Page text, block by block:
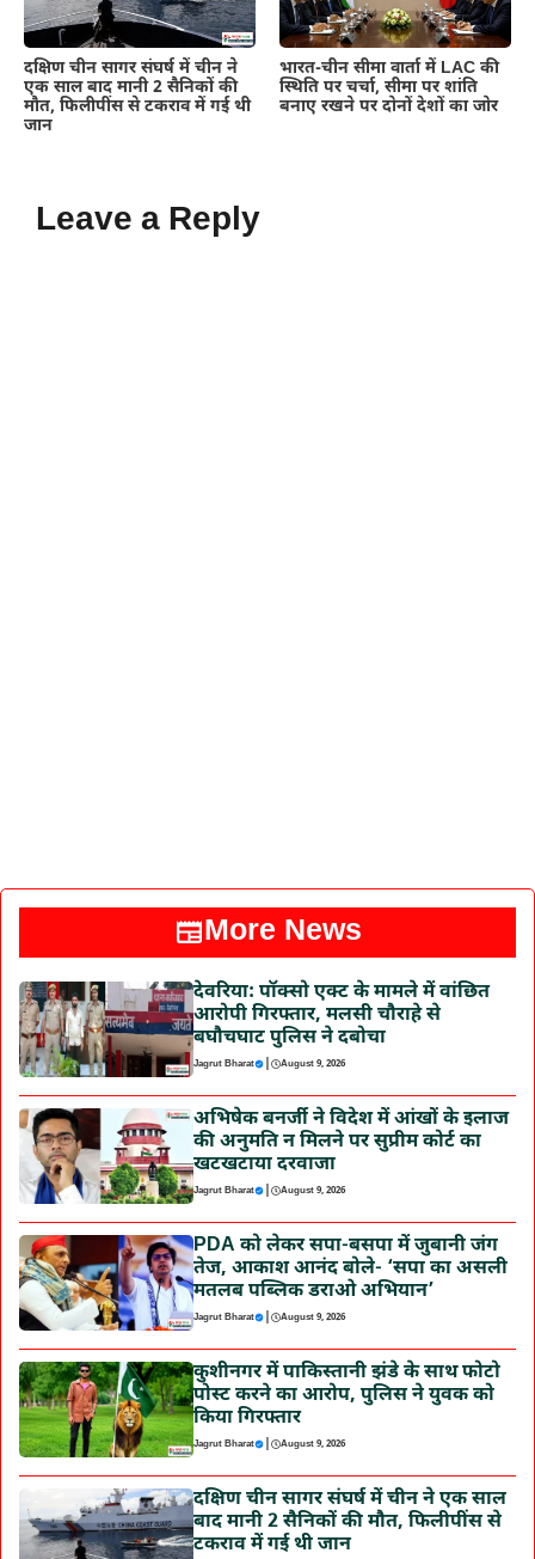
दक्षिण चीन सागर संघर्ष में चीन ने
एक साल बाद मानी 2 सैनिकों की
मौत, फिलीपींस से टकराव में गई थी
जान
भारत-चीन सीमा वार्ता में LAC की
स्थिति पर चर्चा, सीमा पर शांति
बनाए रखने पर दोनों देशों का जोर
Leave a Reply
More News
देवरिया: पॉक्सो एक्ट के मामले में वांछित
आरोपी गिरफ्तार, मलसी चौराहे से
बघौचघाट पुलिस ने दबोचा
Jagrut Bharat | August 9, 2026
अभिषेक बनर्जी ने विदेश में आंखों के इलाज
की अनुमति न मिलने पर सुप्रीम कोर्ट का
खटखटाया दरवाजा
Jagrut Bharat | August 9, 2026
PDA को लेकर सपा-बसपा में जुबानी जंग
तेज, आकाश आनंद बोले- ‘सपा का असली
मतलब पब्लिक डराओ अभियान’
Jagrut Bharat | August 9, 2026
कुशीनगर में पाकिस्तानी झंडे के साथ फोटो
पोस्ट करने का आरोप, पुलिस ने युवक को
किया गिरफ्तार
Jagrut Bharat | August 9, 2026
दक्षिण चीन सागर संघर्ष में चीन ने एक साल
बाद मानी 2 सैनिकों की मौत, फिलीपींस से
टकराव में गई थी जान